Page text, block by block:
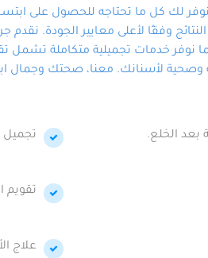
لك كل ما تحتاجه للحصول على
وفقًا لأعلى معايير الجودة. نقدم
خدمات تجميلية متكاملة تشمل
لأسنانك. معنا، صحتك وجمال
بعد الخلع. تجميل
تقويم
علاج